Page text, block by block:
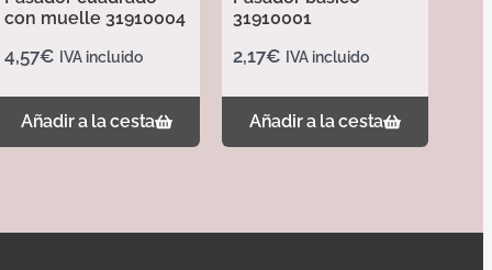
con muelle 31910004
4,57€ IVA incluido
Añadir a la cesta
31910001
2,17€ IVA incluido
Añadir a la cesta